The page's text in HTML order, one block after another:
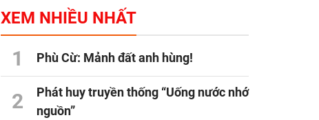
XEM NHIỀU NHẤT
1 Phù Cừ: Mảnh đất anh hùng!
2
Phát huy truyền thống “Uống nước nhớ
nguồn”